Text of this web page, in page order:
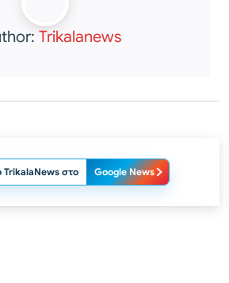
Trikalanews
TrikalaNews στο Google News